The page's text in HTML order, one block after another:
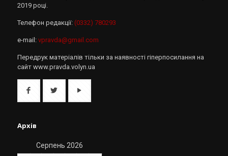
2019 році.
Телефон редакції: (0332) 780293
e-mail: vpravda@gmail.com
Передрук матеріалів тільки за наявності гіперпосилання на
сайт www.pravda.volyn.ua
Архів
Серпень 2026